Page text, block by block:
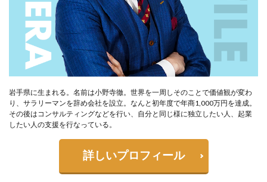
岩手県に生まれる。名前は小野寺徹。世界を一周しそのことで価値観が変わ
り、サラリーマンを辞め会社を設立。なんと初年度で年商1,000万円を達成。
その後はコンサルティングなどを行い、自分と同じ様に独立したい人、起業
したい人の支援を行なっている。
詳しいプロフィール